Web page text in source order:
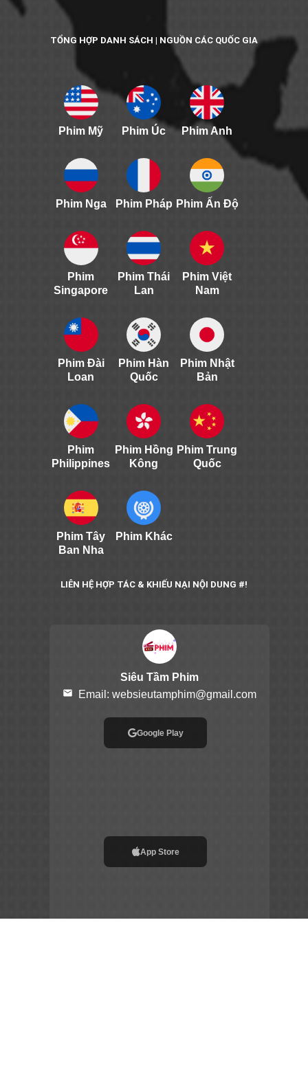
TỔNG HỢP DANH SÁCH | NGUỒN CÁC QUỐC GIA
Phim Mỹ Phim Úc Phim Anh
Phim Nga Phim Pháp Phim Ấn Độ
Phim
Singapore
Phim Thái
Lan
Phim Việt
Nam
Phim Đài
Loan
Phim Hàn
Quốc
Phim Nhật
Bản
Phim
Philippines
Phim Hồng
Kông
Phim Trung
Quốc
Phim Tây
Ban Nha
Phim Khác
LIÊN HỆ HỢP TÁC & KHIẾU NẠI NỘI DUNG #!
Siêu Tầm Phim
email Email: websieutamphim@gmail.com
Google Play
App Store